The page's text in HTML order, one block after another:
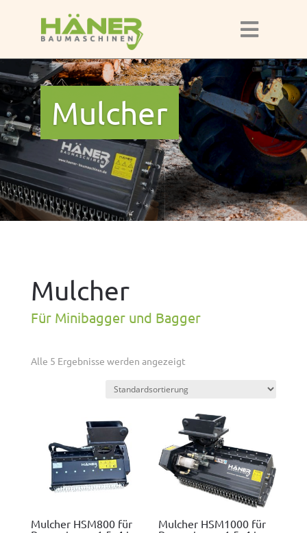
Mulcher
Mulcher
Für Minibagger und Bagger
Alle 5 Ergeb­nisse wer­den angezeigt
Mulcher HSM800 für
Mulcher HSM1000 für